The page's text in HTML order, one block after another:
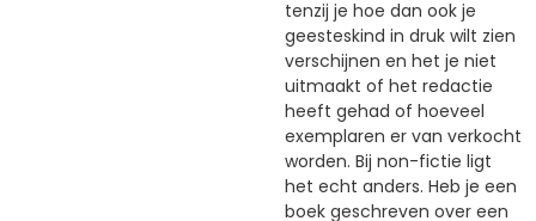
tenzij je hoe dan ook je
geesteskind in druk wilt zien
verschijnen en het je niet
uitmaakt of het redactie
heeft gehad of hoeveel
exemplaren er van verkocht
worden. Bij non-fictie ligt
het echt anders. Heb je een
boek geschreven over een